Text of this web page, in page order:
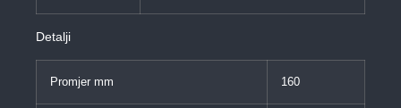
Detalji
Promjer mm 160